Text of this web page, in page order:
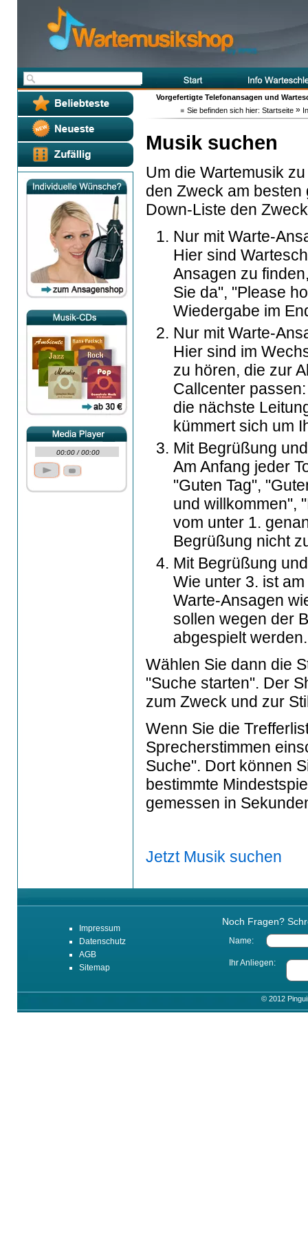
00:00/00:00
Vorgefertigte Telefonansagen und
Sie befinden sich hier: Startseite »
Musik suchen
Um die Wartemusik
den Zweck am
Down-Liste den
Nur mit Warte-
Hier sind
Ansagen zu
Sie da", "Please
Wiedergabe im
Nur mit Warte-
Hier sind im
zu hören, die zur
Callcenter
die nächste
kümmert sich um
Mit Begrüßung
Am Anfang jeder
"Guten Tag",
und willkommen",
vom unter 1.
Begrüßung nicht
Mit Begrüßung
Wie unter 3. ist
Warte-Ansagen
sollen wegen der
abgespielt werden.
Wählen Sie dann die
"Suche starten". Der
zum Zweck und zur
Wenn Sie die
Sprecherstimmen
Suche". Dort können
bestimmte
gemessen in
Jetzt Musik suchen
Impressum
Datenschutz
AGB
Sitemap
Noch Fragen?
Name:
Ihr Anliegen:
© 2012